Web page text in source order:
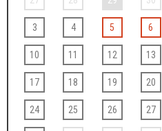
3 4 5 6
10 11 12 13
17 18 19 20
24 25 26 27